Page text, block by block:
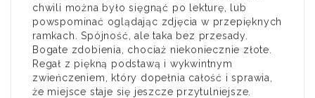
chwili można było sięgnąć po lekturę, lub
powspominać oglądając zdjęcia w przepięknych
ramkach. Spójność, ale taka bez przesady.
Bogate zdobienia, chociaż niekoniecznie złote.
Regał z piękną podstawą i wykwintnym
zwieńczeniem, który dopełnia całość i sprawia,
że miejsce staje się jeszcze przytulniejsze.